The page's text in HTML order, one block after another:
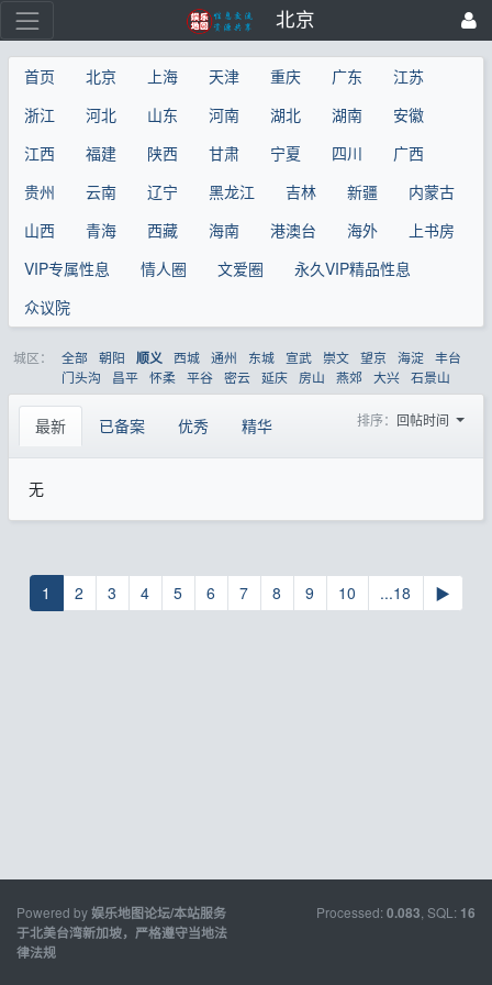
北京
首页 北京 上海 天津 重庆 广东
江苏
浙江
河北 山东 河南 湖北 湖南
安徽
江西
福建 陕西 甘肃 宁夏 四川
广西
贵州
云南 辽宁 黑龙江 吉林 新疆
内蒙古
山西
青海 西藏 海南 港澳台 海外
上书房
VIP专属性息
情人圈 文爱圈
永久VIP精品性息
众议院
城区： 全部 朝阳 顺义 西城 通州 东城 宣武 崇文 望京 海淀 丰台
门头沟
昌平 怀柔 平谷 密云 延庆 房山 燕郊 大兴 石景山
最新 已备案 优秀 精华 排序： 回帖时间
无
1 2 3 4 5 6 7 8 9 10 ...18 ▶
Powered by娱乐地图论坛/本站服务
于北美台湾新加坡，严格遵守当地法
律法规
Processed: 0.083 , SQL: 16